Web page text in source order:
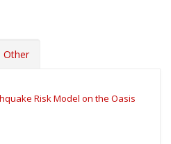
Other
Risk Model on the Oasis